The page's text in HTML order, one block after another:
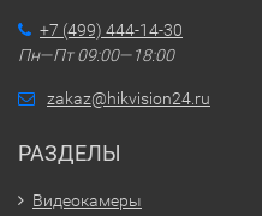
+7 (499) 444-14-30
Пн—Пт 09:00—18:00
zakaz@hikvision24.ru
РАЗДЕЛЫ
Видеокамеры